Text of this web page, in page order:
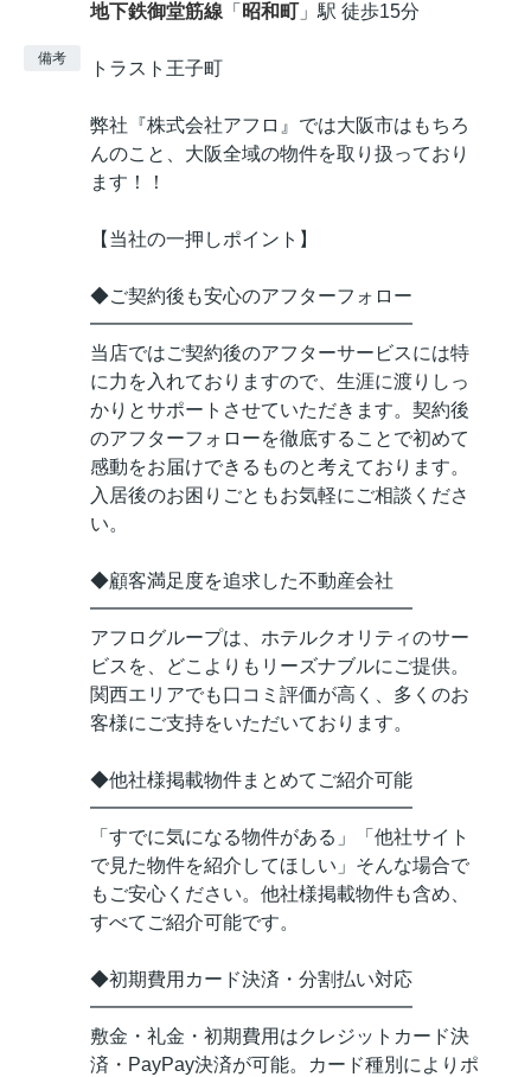
地下鉄御堂筋線 「 昭和町 」駅 徒歩15分
備考 トラスト王子町
弊社『株式会社アフロ』では大阪市はもちろ
んのこと、大阪全域の物件を取り扱っており
ます！！
【当社の一押しポイント】
◆ご契約後も安心のアフターフォロー
━━━━━━━━━━━━━━━━━
当店ではご契約後のアフターサービスには特
に力を入れておりますので、生涯に渡りしっ
かりとサポートさせていただきます。契約後
のアフターフォローを徹底することで初めて
感動をお届けできるものと考えております。
入居後のお困りごともお気軽にご相談くださ
い。
◆顧客満足度を追求した不動産会社
━━━━━━━━━━━━━━━━━
アフログループは、ホテルクオリティのサー
ビスを、どこよりもリーズナブルにご提供。
関西エリアでも口コミ評価が高く、多くのお
客様にご支持をいただいております。
◆他社様掲載物件まとめてご紹介可能
━━━━━━━━━━━━━━━━━
「すでに気になる物件がある」「他社サイト
で見た物件を紹介してほしい」そんな場合で
もご安心ください。他社様掲載物件も含め、
すべてご紹介可能です。
◆初期費用カード決済・分割払い対応
━━━━━━━━━━━━━━━━━
敷金・礼金・初期費用はクレジットカード決
済・PayPay決済が可能。カード種別によりポ